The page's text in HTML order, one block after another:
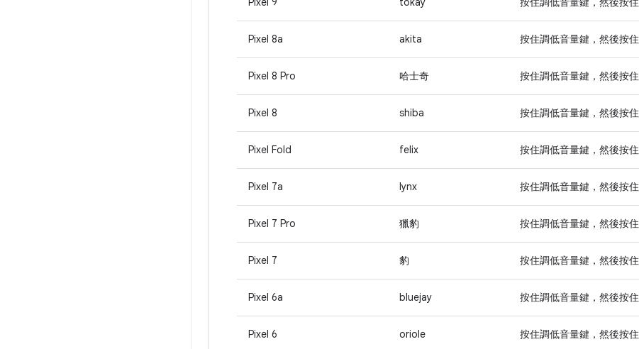
Pixel 8a akita 按住調低音量鍵，然後按住
Pixel 8 Pro 哈士奇 按住調低音量鍵，然後按住
Pixel 8 shiba 按住調低音量鍵，然後按住
Pixel Fold felix 按住調低音量鍵，然後按住
Pixel 7a lynx 按住調低音量鍵，然後按住
Pixel 7 Pro 獵豹 按住調低音量鍵，然後按住
Pixel 7 豹 按住調低音量鍵，然後按住
Pixel 6a bluejay 按住調低音量鍵，然後按住
Pixel 6 oriole 按住調低音量鍵，然後按住